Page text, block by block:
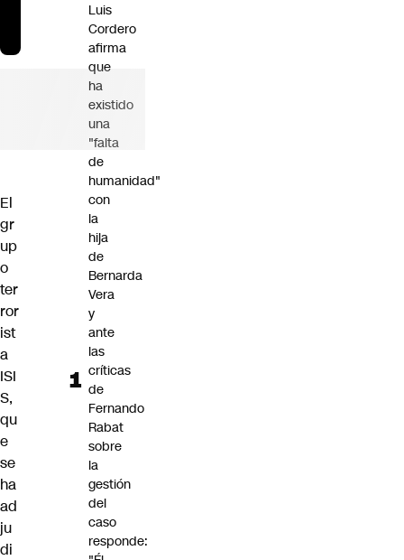
El
gr
up
o
ter
ror
ist
a
ISI
S,
qu
e
se
ha
ad
ju
di
Luis
Cordero
afirma
que
ha
existido
una
"falta
de
humanidad"
con
la
hija
de
Bernarda
Vera
y
ante
las
críticas
de
Fernando
Rabat
sobre
la
gestión
del
caso
responde: